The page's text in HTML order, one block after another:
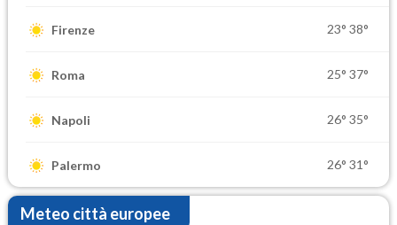
Firenze 23° 38°
Roma 25° 37°
Napoli 26° 35°
Palermo 26° 31°
Meteo città europee